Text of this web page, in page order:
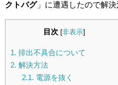
クトバグ」に遭遇したので解決
目次 [非表示]
1. 排出不具合について
2. 解決方法
2.1. 電源を抜く